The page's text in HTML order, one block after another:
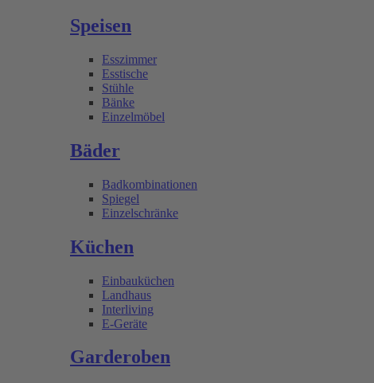
Speisen
Esszimmer
Esstische
Stühle
Bänke
Einzelmöbel
Bäder
Badkombinationen
Spiegel
Einzelschränke
Küchen
Einbauküchen
Landhaus
Interliving
E-Geräte
Garderoben